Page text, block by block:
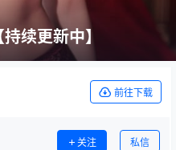
续更新中】
前往下载
关注 私信